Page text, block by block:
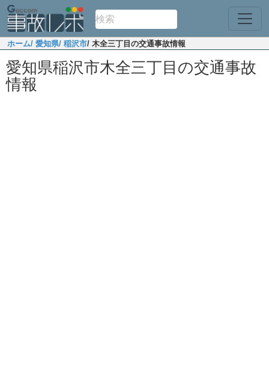
ホーム/ 愛知県/ 稲沢市/ 木全三丁目の交通事故情報
愛知県稲沢市木全三丁目の交通事故
情報